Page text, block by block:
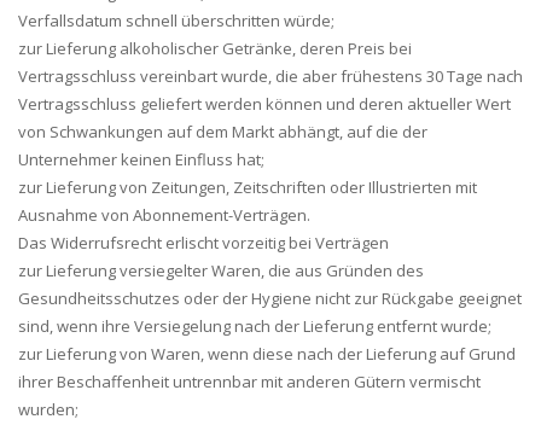
Verfallsdatum schnell überschritten würde;
zur Lieferung alkoholischer Getränke, deren Preis bei
Vertragsschluss vereinbart wurde, die aber frühestens 30 Tage nach
Vertragsschluss geliefert werden können und deren aktueller Wert
von Schwankungen auf dem Markt abhängt, auf die der
Unternehmer keinen Einfluss hat;
zur Lieferung von Zeitungen, Zeitschriften oder Illustrierten mit
Ausnahme von Abonnement-Verträgen.
Das Widerrufsrecht erlischt vorzeitig bei Verträgen
zur Lieferung versiegelter Waren, die aus Gründen des
Gesundheitsschutzes oder der Hygiene nicht zur Rückgabe geeignet
sind, wenn ihre Versiegelung nach der Lieferung entfernt wurde;
zur Lieferung von Waren, wenn diese nach der Lieferung auf Grund
ihrer Beschaffenheit untrennbar mit anderen Gütern vermischt
wurden;